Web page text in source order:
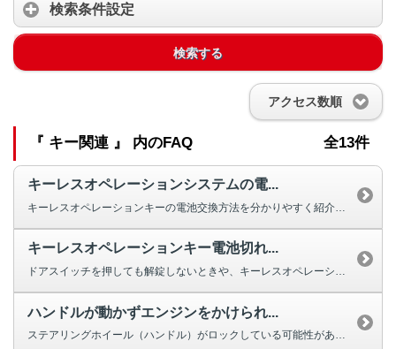
検索条件設定
検索する
アクセス数順
『 キー関連 』 内のFAQ 全13件
キーレスオペレーションシステムの電...
キーレスオペレーションキー電池切れ...
ドアスイッチを押しても解錠しないときや、キーレスオペレーションキーのボタン...
ハンドルが動かずエンジンをかけられ...
ステアリングホイール（ハンドル）がロックしている可能性があります。 ほと...